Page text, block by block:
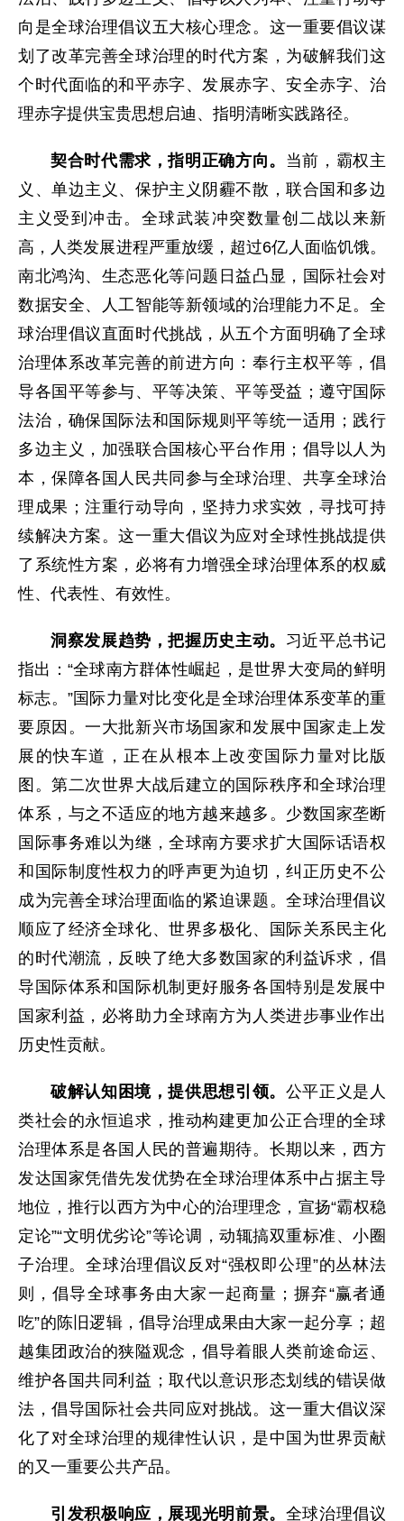
向是全球治理倡议五大核心理念。这一重要倡议谋
划了改革完善全球治理的时代方案，为破解我们这
个时代面临的和平赤字、发展赤字、安全赤字、治
理赤字提供宝贵思想启迪、指明清晰实践路径。
契合时代需求，指明正确方向。 当前，霸权主
义、单边主义、保护主义阴霾不散，联合国和多边
主义受到冲击。全球武装冲突数量创二战以来新
高，人类发展进程严重放缓，超过6亿人面临饥饿。
南北鸿沟、生态恶化等问题日益凸显，国际社会对
数据安全、人工智能等新领域的治理能力不足。全
球治理倡议直面时代挑战，从五个方面明确了全球
治理体系改革完善的前进方向：奉行主权平等，倡
导各国平等参与、平等决策、平等受益；遵守国际
法治，确保国际法和国际规则平等统一适用；践行
多边主义，加强联合国核心平台作用；倡导以人为
本，保障各国人民共同参与全球治理、共享全球治
理成果；注重行动导向，坚持力求实效，寻找可持
续解决方案。这一重大倡议为应对全球性挑战提供
了系统性方案，必将有力增强全球治理体系的权威
性、代表性、有效性。
洞察发展趋势，把握历史主动。 习近平总书记
指出：“全球南方群体性崛起，是世界大变局的鲜明
标志。”国际力量对比变化是全球治理体系变革的重
要原因。一大批新兴市场国家和发展中国家走上发
展的快车道，正在从根本上改变国际力量对比版
图。第二次世界大战后建立的国际秩序和全球治理
体系，与之不适应的地方越来越多。少数国家垄断
国际事务难以为继，全球南方要求扩大国际话语权
和国际制度性权力的呼声更为迫切，纠正历史不公
成为完善全球治理面临的紧迫课题。全球治理倡议
顺应了经济全球化、世界多极化、国际关系民主化
的时代潮流，反映了绝大多数国家的利益诉求，倡
导国际体系和国际机制更好服务各国特别是发展中
国家利益，必将助力全球南方为人类进步事业作出
历史性贡献。
破解认知困境，提供思想引领。 公平正义是人
类社会的永恒追求，推动构建更加公正合理的全球
治理体系是各国人民的普遍期待。长期以来，西方
发达国家凭借先发优势在全球治理体系中占据主导
地位，推行以西方为中心的治理理念，宣扬“霸权稳
定论”“文明优劣论”等论调，动辄搞双重标准、小圈
子治理。全球治理倡议反对“强权即公理”的丛林法
则，倡导全球事务由大家一起商量；摒弃“赢者通
吃”的陈旧逻辑，倡导治理成果由大家一起分享；超
越集团政治的狭隘观念，倡导着眼人类前途命运、
维护各国共同利益；取代以意识形态划线的错误做
法，倡导国际社会共同应对挑战。这一重大倡议深
化了对全球治理的规律性认识，是中国为世界贡献
的又一重要公共产品。
引发积极响应，展现光明前景。 全球治理倡议